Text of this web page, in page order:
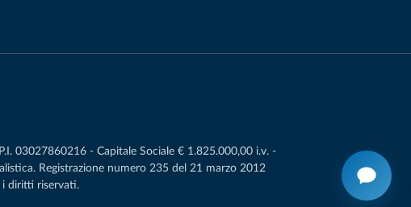
03027860216 - Capitale Sociale € 1.825.000,00 i.v. -
Registrazione numero 235 del 21 marzo 2012
i diritti riservati.